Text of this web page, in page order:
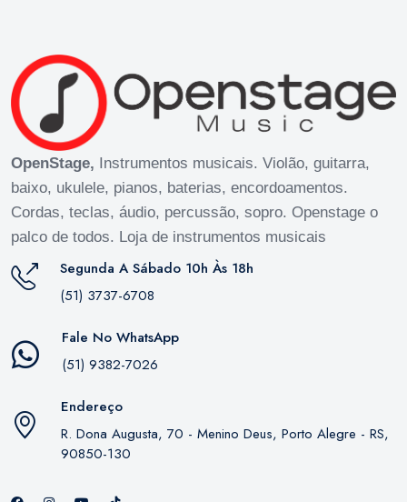
OpenStage, Instrumentos musicais. Violão, guitarra,
baixo, ukulele, pianos, baterias, encordoamentos.
Cordas, teclas, áudio, percussão, sopro. Openstage o
palco de todos. Loja de instrumentos musicais
Segunda A Sábado 10h Às 18h
(51) 3737-6708
Fale No WhatsApp
(51) 9382-7026
Endereço
R. Dona Augusta, 70 - Menino Deus, Porto Alegre - RS,
90850-130